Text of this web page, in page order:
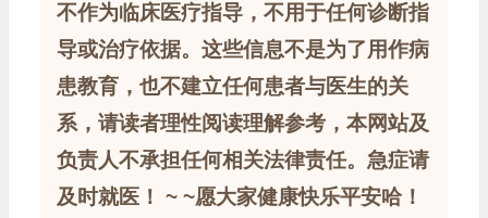
不作为临床医疗指导，不用于任何诊断指
导或治疗依据。这些信息不是为了用作病
患教育，也不建立任何患者与医生的关
系，请读者理性阅读理解参考，本网站及
负责人不承担任何相关法律责任。急症请
及时就医！ ~ ~愿大家健康快乐平安哈！